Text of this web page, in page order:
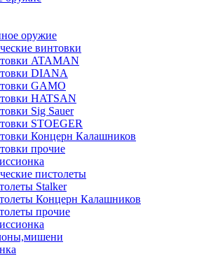
оружие
винтовки
ATAMAN
DIANA
GAMO
HATSAN
Sig Sauer
STOEGER
Концерн Калашников
прочие
пистолеты
Stalker
Концерн Калашников
прочие